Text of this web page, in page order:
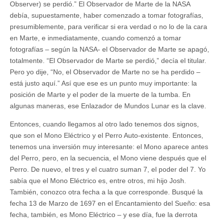
Observer) se perdió.” El Observador de Marte de la NASA
debía, supuestamente, haber comenzado a tomar fotografías,
presumiblemente, para verificar si era verdad o no lo de la cara
en Marte, e inmediatamente, cuando comenzó a tomar
fotografías – según la NASA- el Observador de Marte se apagó,
totalmente. “El Observador de Marte se perdió,” decía el titular.
Pero yo dije, “No, el Observador de Marte no se ha perdido –
está justo aquí.” Así que ese es un punto muy importante: la
posición de Marte y el poder de la muerte de la tumba. En
algunas maneras, ese Enlazador de Mundos Lunar es la clave.
Entonces, cuando llegamos al otro lado tenemos dos signos,
que son el Mono Eléctrico y el Perro Auto-existente. Entonces,
tenemos una inversión muy interesante: el Mono aparece antes
del Perro, pero, en la secuencia, el Mono viene después que el
Perro. De nuevo, el tres y el cuatro suman 7, el poder del 7. Yo
sabía que el Mono Eléctrico es, entre otros, mi hijo Josh.
También, conozco otra fecha a la que corresponde. Busqué la
fecha 13 de Marzo de 1697 en el Encantamiento del Sueño: esa
fecha, también, es Mono Eléctrico – y ese día, fue la derrota